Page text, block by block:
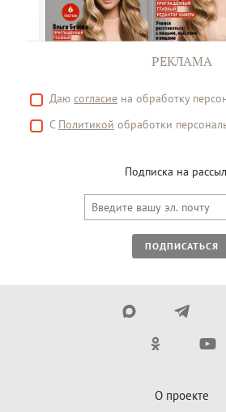
РЕКЛАМА
Даю согласие на обработку
С Политикой обработки
Подписка на
ПОДПИСАТЬСЯ
О проекте